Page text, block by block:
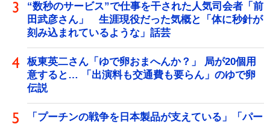
“数秒のサービス”で仕事を干された人気司会者「前
田武彦さん」 生涯現役だった気概と「体に秒針が
刻み込まれているような」話芸
板東英二さん「ゆで卵おまへんか？」 局が20個用
意すると… 「出演料も交通費も要らん」のゆで卵
伝説
「プーチンの戦争を日本製品が支えている」「パー